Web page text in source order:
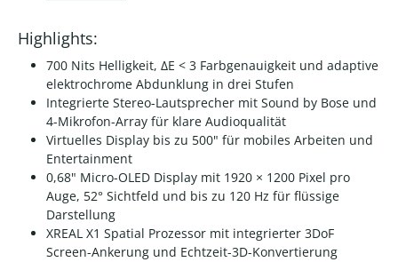
Highlights:
700 Nits Helligkeit, ΔE < 3 Farbgenauigkeit und adaptive
elektrochrome Abdunklung in drei Stufen
Integrierte Stereo-Lautsprecher mit Sound by Bose und
4-Mikrofon-Array für klare Audioqualität
Virtuelles Display bis zu 500" für mobiles Arbeiten und
Entertainment
0,68" Micro-OLED Display mit 1920 × 1200 Pixel pro
Auge, 52° Sichtfeld und bis zu 120 Hz für flüssige
Darstellung
XREAL X1 Spatial Prozessor mit integrierter 3DoF
Screen-Ankerung und Echtzeit-3D-Konvertierung